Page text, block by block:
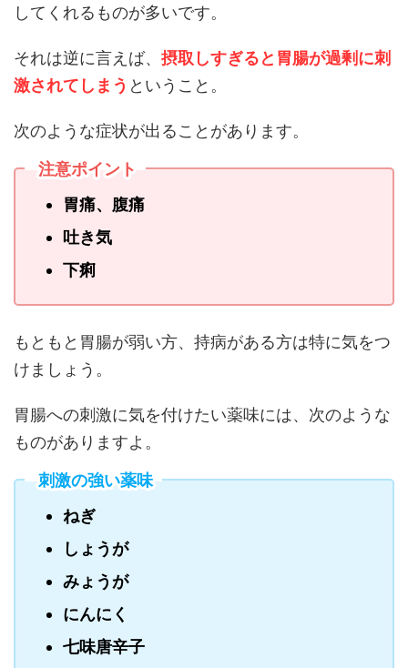
してくれるものが多いです。
それは逆に言えば、 摂取しすぎると胃腸が過剰に刺
激されてしまう ということ。
次のような症状が出ることがあります。
注意ポイント
胃痛、腹痛
吐き気
下痢
もともと胃腸が弱い方、持病がある方は特に気をつ
けましょう。
胃腸への刺激に気を付けたい薬味には、次のような
ものがありますよ。
刺激の強い薬味
ねぎ
しょうが
みょうが
にんにく
七味唐辛子